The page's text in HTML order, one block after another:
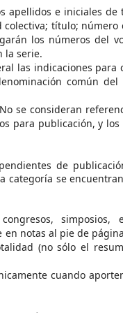
apellidos e iniciales
título;
los números del
la serie.
las indicaciones
común
se consideran
para publicación, y
de
categoría se
notas al pie de
(no sólo el
cuando